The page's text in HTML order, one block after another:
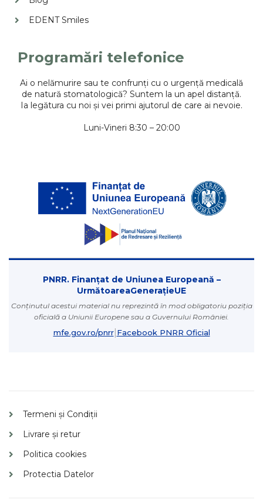
EDENT Smiles
Programări telefonice
Ai o nelămurire sau te confrunți cu o urgență medicală
de natură stomatologică? Suntem la un apel distanță.
Ia legătura cu noi și vei primi ajutorul de care ai nevoie.
Luni-Vineri 8:30 – 20:00
PNRR. Finanțat de Uniunea Europeană –
UrmătoareaGenerațieUE
Conținutul acestui material nu reprezintă în mod obligatoriu poziția
oficială a Uniunii Europene sau a Guvernului României.
mfe.gov.ro/pnrr| Facebook PNRR Oficial
Termeni și Condiții
Livrare și retur
Politica cookies
Protectia Datelor